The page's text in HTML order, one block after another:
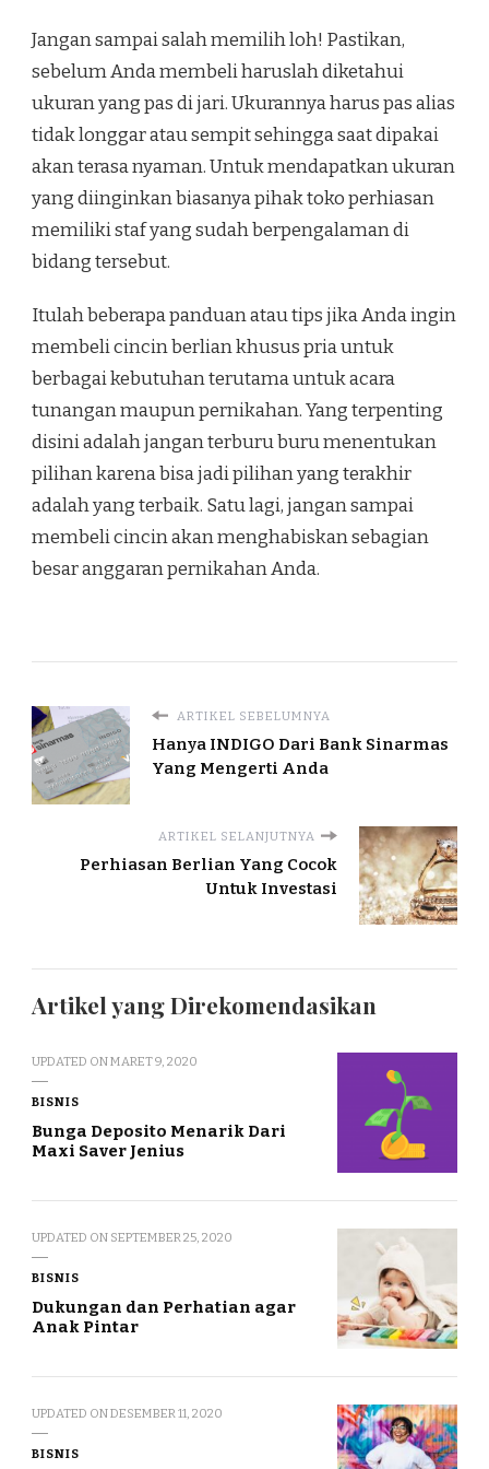
Jangan sampai salah memilih loh! Pastikan,
sebelum Anda membeli haruslah diketahui
ukuran yang pas di jari. Ukurannya harus pas alias
tidak longgar atau sempit sehingga saat dipakai
akan terasa nyaman. Untuk mendapatkan ukuran
yang diinginkan biasanya pihak toko perhiasan
memiliki staf yang sudah berpengalaman di
bidang tersebut.
Itulah beberapa panduan atau tips jika Anda ingin
membeli cincin berlian khusus pria untuk
berbagai kebutuhan terutama untuk acara
tunangan maupun pernikahan. Yang terpenting
disini adalah jangan terburu buru menentukan
pilihan karena bisa jadi pilihan yang terakhir
adalah yang terbaik. Satu lagi, jangan sampai
membeli cincin akan menghabiskan sebagian
besar anggaran pernikahan Anda.
ARTIKEL SEBELUMNYA
Hanya INDIGO Dari Bank Sinarmas
Yang Mengerti Anda
ARTIKEL SELANJUTNYA
Perhiasan Berlian Yang Cocok
Untuk Investasi
Artikel yang Direkomendasikan
UPDATED ONMARET 9, 2020
BISNIS
Bunga Deposito Menarik Dari
Maxi Saver Jenius
UPDATED ON SEPTEMBER 25, 2020
BISNIS
Dukungan dan Perhatian agar
Anak Pintar
UPDATED ONDESEMBER 11, 2020
BISNIS